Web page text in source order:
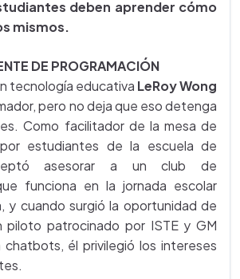
deben aprender cómo
mismos.
DE PROGRAMACIÓN
tecnología educativa LeRoy Wong
pero no deja que eso detenga
Como facilitador de la mesa de
estudiantes de la escuela de
asesorar a un club de
funciona en la jornada escolar
y cuando surgió la oportunidad de
piloto patrocinado por ISTE y GM
chatbots, él privilegió los intereses